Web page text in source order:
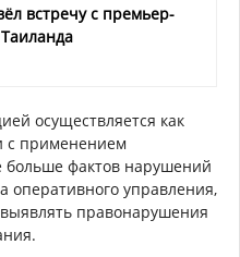
встречу с премьер-
осуществляется как
с применением
больше фактов нарушений
оперативного управления,
правонарушения